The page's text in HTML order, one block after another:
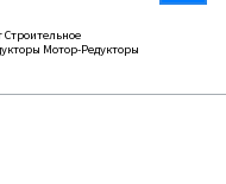
Строительное
Мотор-Редукторы